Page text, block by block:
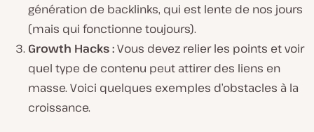
génération de backlinks, qui est lente de nos jours
(mais qui fonctionne toujours).
Growth Hacks :Vous devez relier les points et voir
quel type de contenu peut attirer des liens en
masse. Voici quelques exemples d’obstacles à la
croissance.